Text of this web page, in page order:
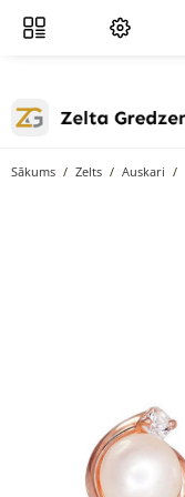
Sākums Zelts Auskari